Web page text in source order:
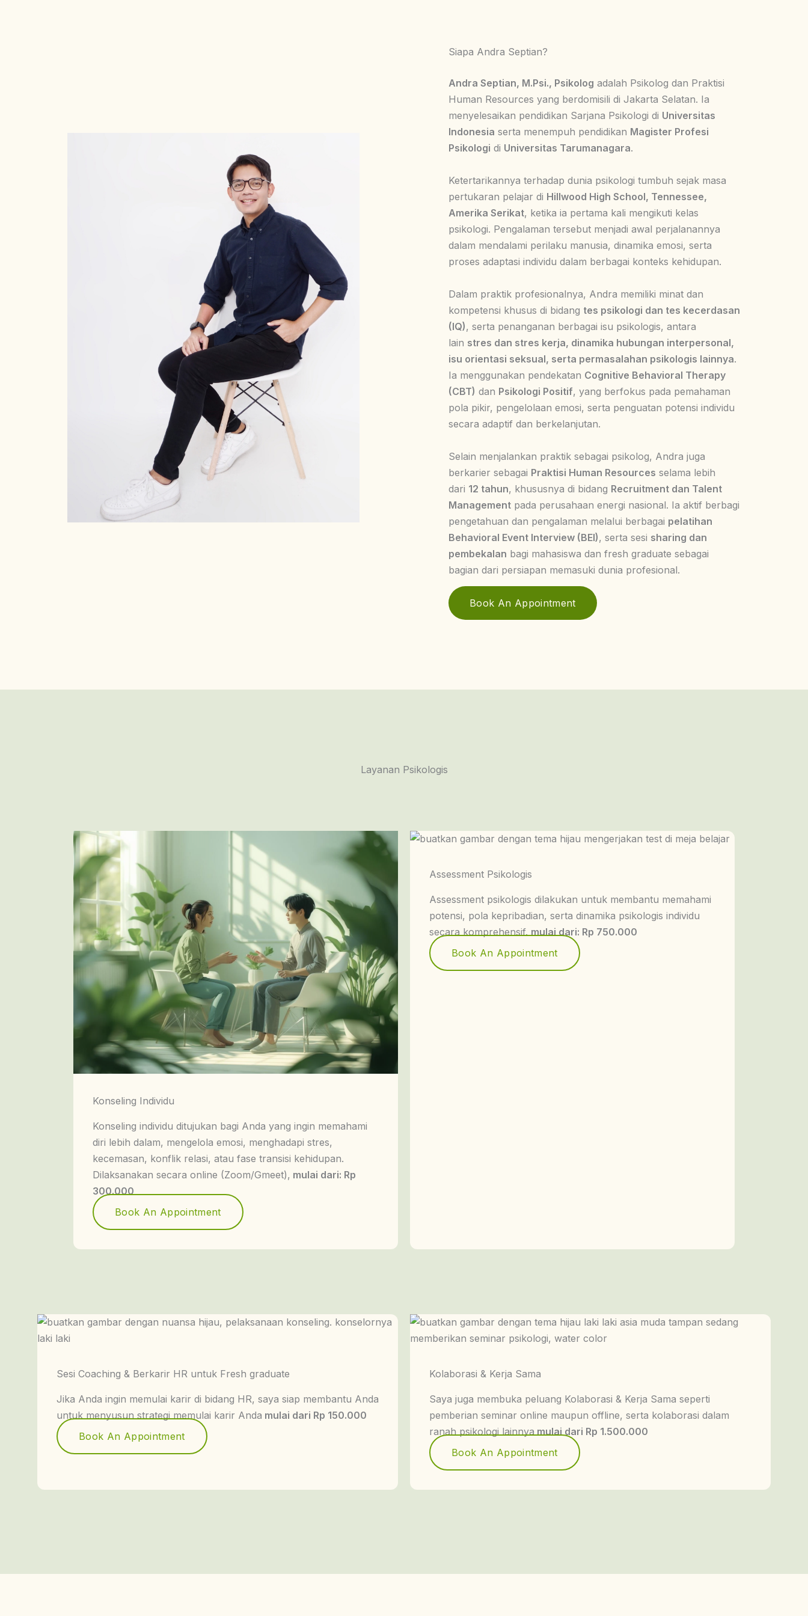
Siapa Andra Septian?
Andra Septian, M.Psi., Psikolog adalah Psikolog dan Praktisi
Human Resources yang berdomisili di Jakarta Selatan. Ia
menyelesaikan pendidikan Sarjana Psikologi di Universitas
Indonesia serta menempuh pendidikan Magister Profesi
Psikologi di Universitas Tarumanagara.
Ketertarikannya terhadap dunia psikologi tumbuh sejak masa
pertukaran pelajar di Hillwood High School, Tennessee,
Amerika Serikat, ketika ia pertama kali mengikuti kelas
psikologi. Pengalaman tersebut menjadi awal perjalanannya
dalam mendalami perilaku manusia, dinamika emosi, serta
proses adaptasi individu dalam berbagai konteks kehidupan.
Dalam praktik profesionalnya, Andra memiliki minat dan
kompetensi khusus di bidang tes psikologi dan tes kecerdasan
(IQ), serta penanganan berbagai isu psikologis, antara
lain stres dan stres kerja, dinamika hubungan interpersonal,
isu orientasi seksual, serta permasalahan psikologis lainnya.
Ia menggunakan pendekatan Cognitive Behavioral Therapy
(CBT) dan Psikologi Positif, yang berfokus pada pemahaman
pola pikir, pengelolaan emosi, serta penguatan potensi individu
secara adaptif dan berkelanjutan.
Selain menjalankan praktik sebagai psikolog, Andra juga
berkarier sebagai Praktisi Human Resources selama lebih
dari 12 tahun, khususnya di bidang Recruitment dan Talent
Management pada perusahaan energi nasional. Ia aktif berbagi
pengetahuan dan pengalaman melalui berbagai pelatihan
Behavioral Event Interview (BEI), serta sesi sharing dan
pembekalan bagi mahasiswa dan fresh graduate sebagai
bagian dari persiapan memasuki dunia profesional.
Book An Appointment
Layanan Psikologis
Konseling Individu
Konseling individu ditujukan bagi Anda yang ingin memahami
diri lebih dalam, mengelola emosi, menghadapi stres,
kecemasan, konflik relasi, atau fase transisi kehidupan.
Dilaksanakan secara online (Zoom/Gmeet), mulai dari: Rp
300.000
Book An Appointment
Assessment Psikologis
Assessment psikologis dilakukan untuk membantu memahami
potensi, pola kepribadian, serta dinamika psikologis individu
secara komprehensif.mulai dari: Rp 750.000
Book An Appointment
Sesi Coaching & Berkarir HR untuk Fresh graduate
Jika Anda ingin memulai karir di bidang HR, saya siap membantu Anda
untuk menyusun strategi memulai karir Anda mulai dari Rp 150.000
Book An Appointment
Kolaborasi & Kerja Sama
Saya juga membuka peluang Kolaborasi & Kerja Sama seperti
pemberian seminar online maupun offline, serta kolaborasi dalam
ranah psikologi lainnyamulai dari Rp 1.500.000
Book An Appointment